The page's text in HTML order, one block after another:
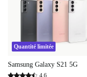
Quantité limitée
Samsung Galaxy S21 5G
4,6